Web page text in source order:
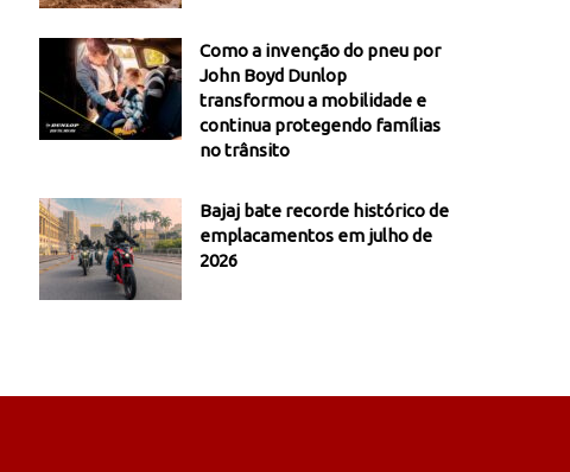
Como a invenção do pneu por
John Boyd Dunlop
transformou a mobilidade e
continua protegendo famílias
no trânsito
Bajaj bate recorde histórico de
emplacamentos em julho de
2026